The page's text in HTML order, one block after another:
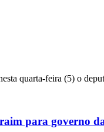
quarta-feira (5) o
para governo